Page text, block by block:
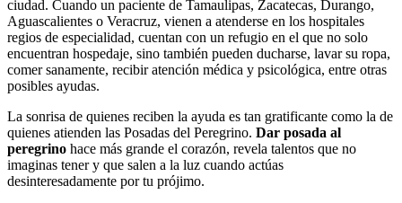
ciudad. Cuando un paciente de Tamaulipas, Zacatecas, Durango,
Aguascalientes o Veracruz, vienen a atenderse en los hospitales
regios de especialidad, cuentan con un refugio en el que no solo
encuentran hospedaje, sino también pueden ducharse, lavar su ropa,
comer sanamente, recibir atención médica y psicológica, entre otras
posibles ayudas.
La sonrisa de quienes reciben la ayuda es tan gratificante como la de
quienes atienden las Posadas del Peregrino. Dar posada al
peregrino hace más grande el corazón, revela talentos que no
imaginas tener y que salen a la luz cuando actúas
desinteresadamente por tu prójimo.